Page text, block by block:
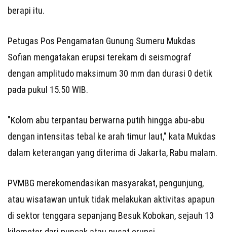
berapi itu.
Petugas Pos Pengamatan Gunung Sumeru Mukdas
Sofian mengatakan erupsi terekam di seismograf
dengan amplitudo maksimum 30 mm dan durasi 0 detik
pada pukul 15.50 WIB.
"Kolom abu terpantau berwarna putih hingga abu-abu
dengan intensitas tebal ke arah timur laut," kata Mukdas
dalam keterangan yang diterima di Jakarta, Rabu malam.
PVMBG merekomendasikan masyarakat, pengunjung,
atau wisatawan untuk tidak melakukan aktivitas apapun
di sektor tenggara sepanjang Besuk Kobokan, sejauh 13